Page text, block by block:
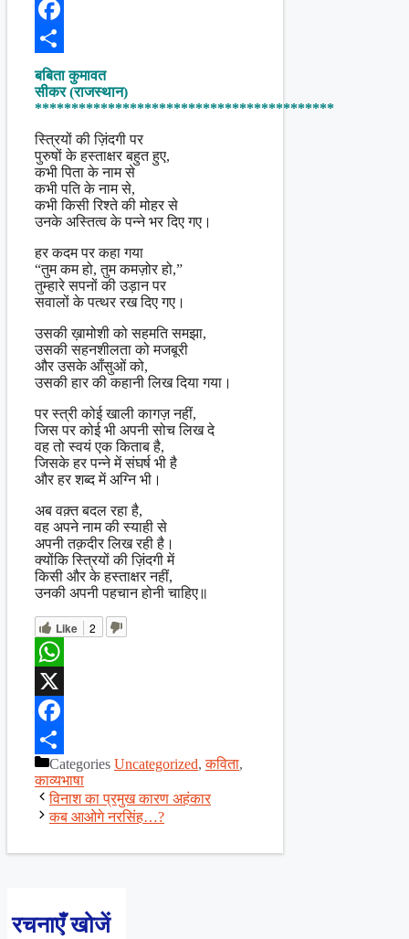
X
Facebook
Share
बबिता कुमावत
सीकर (राजस्थान)
*****************************************
स्त्रियों की ज़िंदगी पर
पुरुषों के हस्ताक्षर बहुत हुए,
कभी पिता के नाम से
कभी पति के नाम से,
कभी किसी रिश्ते की मोहर से
उनके अस्तित्व के पन्ने भर दिए गए।
हर कदम पर कहा गया
“तुम कम हो, तुम कमज़ोर हो,”
तुम्हारे सपनों की उड़ान पर
सवालों के पत्थर रख दिए गए।
उसकी ख़ामोशी को सहमति समझा,
उसकी सहनशीलता को मजबूरी
और उसके आँसुओं को,
उसकी हार की कहानी लिख दिया गया।
पर स्त्री कोई खाली कागज़ नहीं,
जिस पर कोई भी अपनी सोच लिख दे
वह तो स्वयं एक किताब है,
जिसके हर पन्ने में संघर्ष भी है
और हर शब्द में अग्नि भी।
अब वक़्त बदल रहा है,
वह अपने नाम की स्याही से
अपनी तक़दीर लिख रही है।
क्योंकि स्त्रियों की ज़िंदगी में
किसी और के हस्ताक्षर नहीं,
उनकी अपनी पहचान होनी चाहिए॥
Like 2
WhatsApp
X
Facebook
ShareCategories Uncategorized,कविता,
काव्यभाषा
विनाश का प्रमुख कारण अहंकार
कब आओगे नरसिंह…?
रचनाएँ खोजें